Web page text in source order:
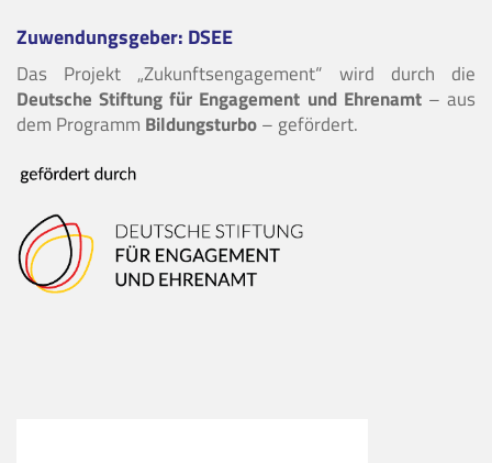
Zuwendungsgeber: DSEE
Das Projekt „Zukunftsengagement“ wird durch die
Deutsche Stiftung für Engagement und Ehrenamt– aus
dem Programm Bildungsturbo– gefördert.